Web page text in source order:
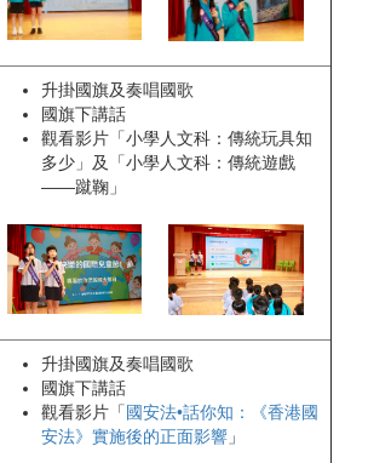
升掛國旗及奏唱國歌
國旗下講話
觀看影片「小學人文科：傳統玩具知
多少」及「小學人文科：傳統遊戲
——蹴鞠」
升掛國旗及奏唱國歌
國旗下講話
觀看影片「 國安法•話你知：《香港國
安法》實施後的正面影響 」